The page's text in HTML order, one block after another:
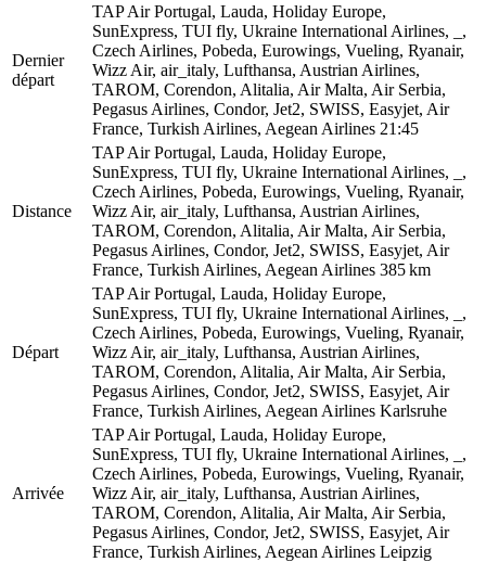
Dernier
départ
TAP Air Portugal, Lauda, Holiday Europe,
SunExpress, TUI fly, Ukraine International Airlines, _,
Czech Airlines, Pobeda, Eurowings, Vueling, Ryanair,
Wizz Air, air_italy, Lufthansa, Austrian Airlines,
TAROM, Corendon, Alitalia, Air Malta, Air Serbia,
Pegasus Airlines, Condor, Jet2, SWISS, Easyjet, Air
France, Turkish Airlines, Aegean Airlines 21:45
Distance
TAP Air Portugal, Lauda, Holiday Europe,
SunExpress, TUI fly, Ukraine International Airlines, _,
Czech Airlines, Pobeda, Eurowings, Vueling, Ryanair,
Wizz Air, air_italy, Lufthansa, Austrian Airlines,
TAROM, Corendon, Alitalia, Air Malta, Air Serbia,
Pegasus Airlines, Condor, Jet2, SWISS, Easyjet, Air
France, Turkish Airlines, Aegean Airlines 385 km
Départ
TAP Air Portugal, Lauda, Holiday Europe,
SunExpress, TUI fly, Ukraine International Airlines, _,
Czech Airlines, Pobeda, Eurowings, Vueling, Ryanair,
Wizz Air, air_italy, Lufthansa, Austrian Airlines,
TAROM, Corendon, Alitalia, Air Malta, Air Serbia,
Pegasus Airlines, Condor, Jet2, SWISS, Easyjet, Air
France, Turkish Airlines, Aegean Airlines Karlsruhe
Arrivée
TAP Air Portugal, Lauda, Holiday Europe,
SunExpress, TUI fly, Ukraine International Airlines, _,
Czech Airlines, Pobeda, Eurowings, Vueling, Ryanair,
Wizz Air, air_italy, Lufthansa, Austrian Airlines,
TAROM, Corendon, Alitalia, Air Malta, Air Serbia,
Pegasus Airlines, Condor, Jet2, SWISS, Easyjet, Air
France, Turkish Airlines, Aegean Airlines Leipzig